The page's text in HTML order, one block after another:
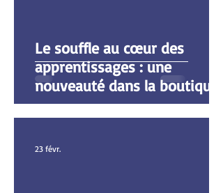
Le souffle au cœur des
apprentissages : une
nouveauté dans la boutique
ScoPoly
23 févr.